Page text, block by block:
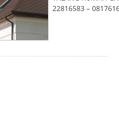
22816583 –